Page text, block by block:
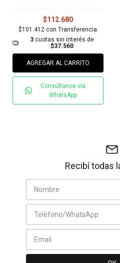
$112.680
$101.412con Transferencia
3 cuotas sin interés de
$37.560
AGREGAR AL CARRITO
Consúltanos vía
WhatsApp
Recibí todas